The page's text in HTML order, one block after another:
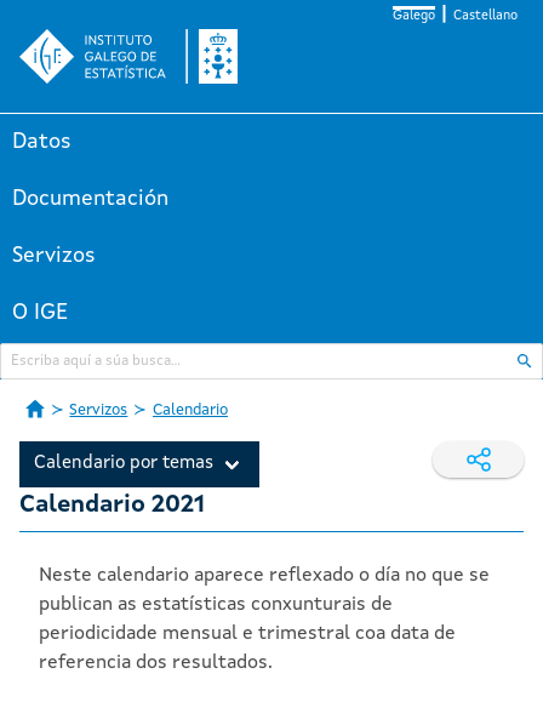
Galego Castellano
Datos
Documentación
Servizos
O IGE
Servizos Calendario
Calendario por temas
Calendario 2021
Neste calendario aparece reflexado o día no que se
publican as estatísticas conxunturais de
periodicidade mensual e trimestral coa data de
referencia dos resultados.